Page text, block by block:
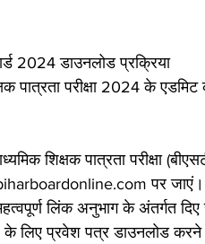
2024 डाउनलोड प्रक्रिया
पात्रता परीक्षा 2024 के
शिक्षक पात्रता परीक्षा
पर जाएं।
लिंक अनुभाग के अंतर्गत दिए
के लिए प्रवेश पत्र डाउनलोड